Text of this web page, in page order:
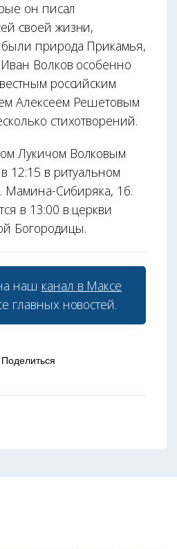
он писал
своей жизни,
природа Прикамья,
Волков особенно
российским
Алексеем Решетовым
стихотворений.
Лукичом Волковым
12:15 в ритуальном
Мамина-Сибиряка, 1б.
в 13:00 в церкви
Богородицы.
наш канал в Максе
главных новостей.
Поделиться